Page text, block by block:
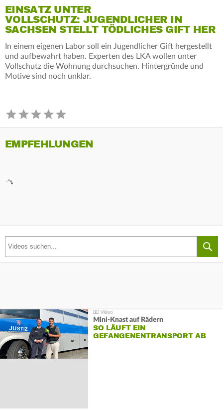
EINSATZ UNTER
VOLLSCHUTZ: JUGENDLICHER IN
SACHSEN STELLT TÖDLICHES GIFT HER
In einem eigenen Labor soll ein Jugendlicher Gift hergestellt
und aufbewahrt haben. Experten des LKA wollen unter
Vollschutz die Wohnung durchsuchen. Hintergründe und
Motive sind noch unklar.
EMPFEHLUNGEN
Mini-Knast auf Rädern
SO LÄUFT EIN
GEFANGENENTRANSPORT AB